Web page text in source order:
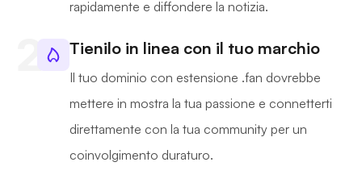
rapidamente e diffondere la notizia.
Tienilo in linea con il tuo marchio
Il tuo dominio con estensione .fan dovrebbe
mettere in mostra la tua passione e connetterti
direttamente con la tua community per un
coinvolgimento duraturo.